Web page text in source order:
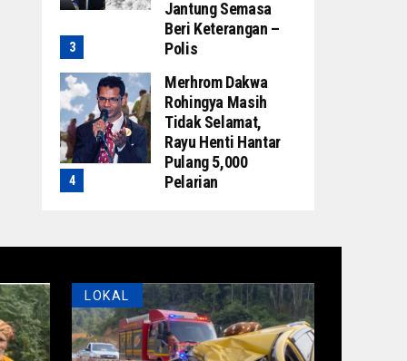
Jantung Semasa
Beri Keterangan –
Polis
Merhrom Dakwa
Rohingya Masih
Tidak Selamat,
Rayu Henti Hantar
Pulang 5,000
Pelarian
LOKAL